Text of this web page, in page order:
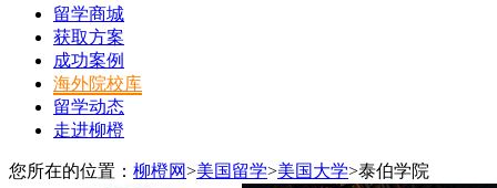
留学商城
获取方案
成功案例
海外院校库
留学动态
走进柳橙
您所在的位置： 柳橙网>美国留学>美国大学>泰伯学院